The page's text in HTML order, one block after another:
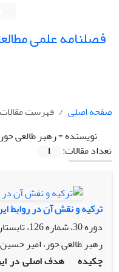
فصلنامه علمی
صفحه اصلی
فهرست مقالات
نویسنده =رهبر طالعی حور
تعداد مقالات:
1
ترکیه و نقش آن در روابط
دوره 30، شماره 126، تابستان 1403، صفحه
رهبر طالعی حور، امیر
چکیده
هدف اصلی در